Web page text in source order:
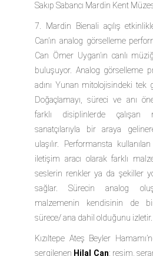
Sakıp Sabancı Mardin Kent
7. Mardin Bienali açılış
Can’ın analog görselleme
Can Ömer Uygan’ın canlı
buluşuyor. Analog görselleme
adını Yunan mitolojisindeki tek
Doğaçlamayı, süreci ve anı
farklı disiplinlerde
sanatçılarıyla bir araya
ulaşılır. Performansta
iletişim aracı olarak farklı
seslerin renkler ya da şekiller
sağlar. Sürecin analog
malzemenin kendisinin de
sürece/ ana dahil olduğunu izletir.
Kızıltepe Ateş Beyler
sergilenen Hilal Can; resim,